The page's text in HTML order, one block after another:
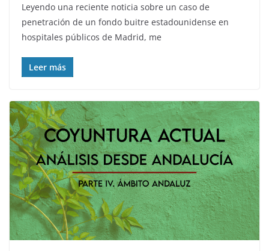
Leyendo una reciente noticia sobre un caso de
penetración de un fondo buitre estadounidense en
hospitales públicos de Madrid, me
Leer más